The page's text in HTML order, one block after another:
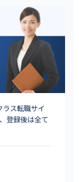
ス転職サイ
登録後は全て